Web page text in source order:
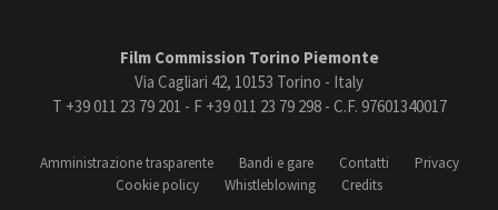
Film Commission Torino Piemonte
Via Cagliari 42, 10153 Torino - Italy
T +39 011 23 79 201 - F +39 011 23 79 298 - C.F. 97601340017
Amministrazione trasparente Bandi e gare Contatti
Privacy
Cookie policy
Whistleblowing Credits